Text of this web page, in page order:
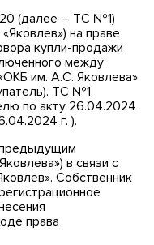
(далее – ТС №1)
на праве
купли-продажи
между
им. А.С. Яковлева»
ТС №1
по акту 26.04.2024
г. ).
в связи с
Собственник
права